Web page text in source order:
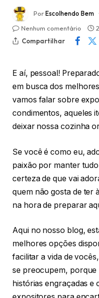
PorEscolhendo Bem
Nenhum comentário
Compartilhar
E aí, pessoal!
em busca dos
vamos falar sobre
condimentos, aqueles
deixar nossa cozinha
Se você é como eu,
paixão por manter
certeza de que vai
quem não gosta de ter
na hora de preparar
Aqui no nosso blog,
melhores opções
facilitar a vida de
se preocupem, porque
histórias engraçadas e